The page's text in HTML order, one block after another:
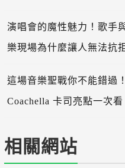
演唱會的魔性魅力！歌手
樂現場為什麼讓人無法抗
這場音樂聖戰你不能錯過
Coachella 卡司亮點一次看
相關網站